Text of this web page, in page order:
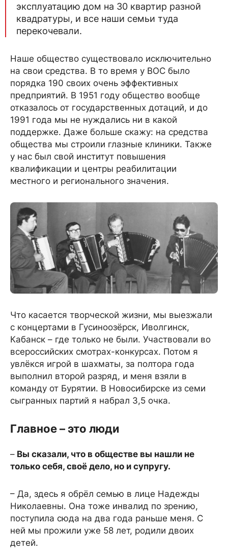
эксплуатацию дом на 30 квартир разной
квадратуры, и все наши семьи туда
перекочевали.
Наше общество существовало исключительно
на свои средства. В то время у ВОС было
порядка 190 своих очень эффективных
предприятий. В 1951 году общество вообще
отказалось от государственных дотаций, и до
1991 года мы не нуждались ни в какой
поддержке. Даже больше скажу: на средства
общества мы строили глазные клиники. Также
у нас был свой институт повышения
квалификации и центры реабилитации
местного и регионального значения.
Что касается творческой жизни, мы выезжали
с концертами в Гусиноозёрск, Иволгинск,
Кабанск – где только не были. Участвовали во
всероссийских смотрах-конкурсах. Потом я
увлёкся игрой в шахматы, за полтора года
выполнил второй разряд, и меня взяли в
команду от Бурятии. В Новосибирске из семи
сыгранных партий я набрал 3,5 очка.
Главное – это люди
– Вы сказали, что в обществе вы нашли не
только себя, своё дело, но и супругу.
– Да, здесь я обрёл семью в лице Надежды
Николаевны. Она тоже инвалид по зрению,
поступила сюда на два года раньше меня. С
ней мы прожили уже 58 лет, родили двоих
детей.